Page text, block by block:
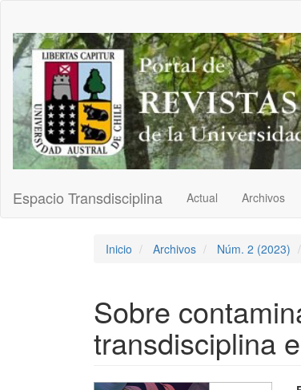
Contenido
principal
Barra
lateral
Espacio Transdisciplina Actual Archivos
Inicio Archivos Núm. 2 (2023)
Sobre
transdisciplina